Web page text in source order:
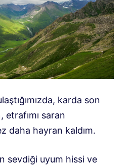
karda son
etrafımı saran
daha hayran kaldım.
sevdiği uyum hissi ve